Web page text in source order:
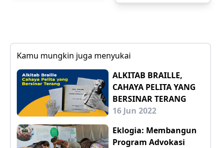
Kamu mungkin juga menyukai
ALKITAB BRAILLE,
CAHAYA PELITA YANG
BERSINAR TERANG
16 Jun 2022
Eklogia: Membangun
Program Advokasi